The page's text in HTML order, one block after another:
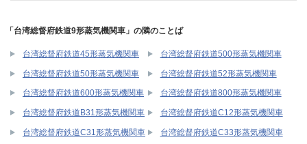
「台湾総督府鉄道9形蒸気機関車」の隣のことば
台湾総督府鉄道45形蒸気機関車 台湾総督府鉄道500形蒸気機関車
台湾総督府鉄道50形蒸気機関車 台湾総督府鉄道52形蒸気機関車
台湾総督府鉄道600形蒸気機関車 台湾総督府鉄道800形蒸気機関車
台湾総督府鉄道B31形蒸気機関車 台湾総督府鉄道C12形蒸気機関車
台湾総督府鉄道C31形蒸気機関車 台湾総督府鉄道C33形蒸気機関車